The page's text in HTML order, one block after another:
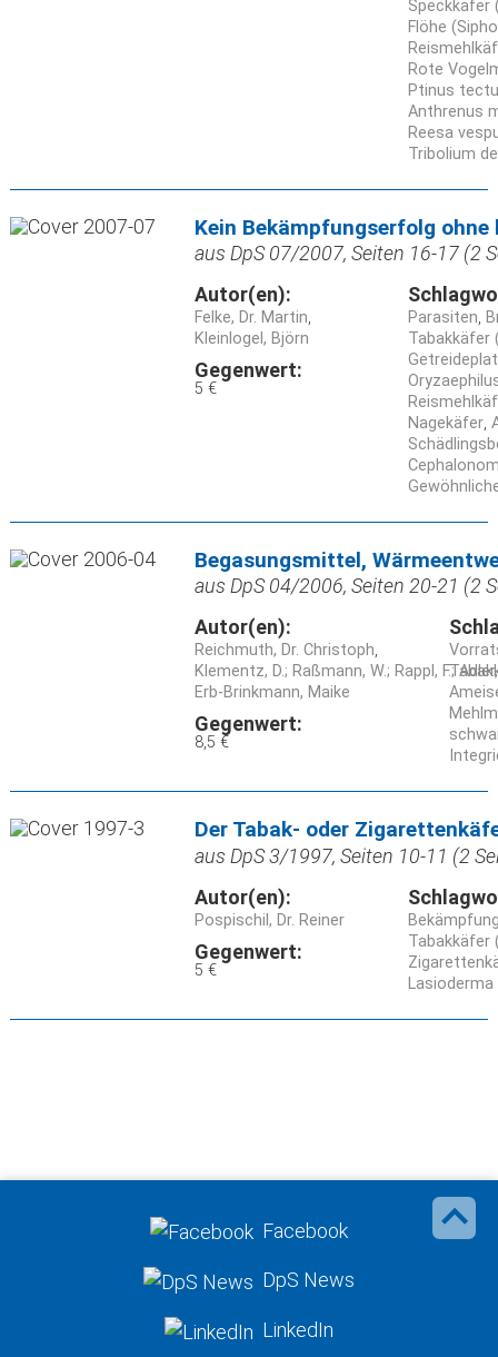
Speckkäfer
Flöhe
Rote
Ptinus
Anthrenus
Reesa
Tribolium
Kein Bekämpfungserfolg
aus DpS 07/2007, Seiten 16-17 (2
Autor(en):
Felke, Dr. Martin
Kleinlogel, Björn
Gegenwert:
5 €
Parasiten
Tabakkäfer
Nagekäfer
Begasungsmittel,
aus DpS 04/2006, Seiten 20-21 (2
Autor(en):
Reichmuth, Dr. Christoph
Klementz, D.; Raßmann, W.; Rappl, F.;
Erb-Brinkmann, Maike
Gegenwert:
8,5 €
Der Tabak- oder
aus DpS 3/1997, Seiten 10-11 (2
Autor(en):
Pospischil, Dr. Reiner
Gegenwert:
5 €
Tabakkäfer
Facebook
DpS News
LinkedIn